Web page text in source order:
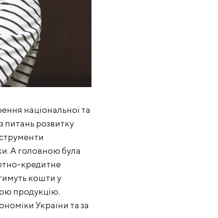
національної та
питань розвитку
А головною була
кредитне
кошти у
продукцію.
України та за